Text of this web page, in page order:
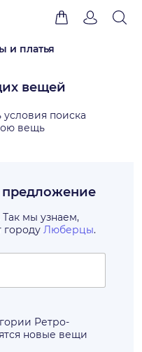
и платья
вещей
поиска
вещь
предложение
мы узнаем,
городу Люберцы.
Ретро-
новые вещи